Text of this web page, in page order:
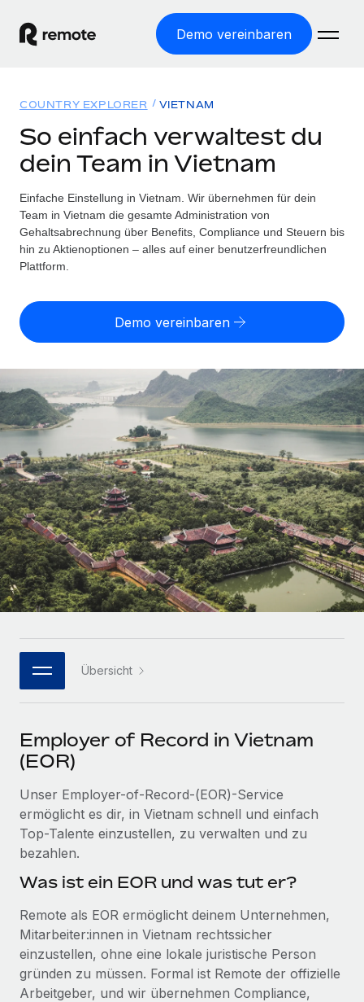
Demo vereinbaren
WELTWEITE BESCHÄFTIGUNG
Globale Payroll
Einfache, rechtssicher Payroll
Employer of Record
Weltweites Wachstum ohne Kosten für Niederlassungen
Contractor of Record
Rechtssichere, weltweite Arbeit mit Freelancer:innen
Globales Onboarding und Verwalten von
Freelancer:innen
PEO
Auslagern von komplexen HR-Aufgaben
INFRASTRUKTUR
Remote Embedded
Nahtlose Integration der HR in bestehende Abläufe
Plattform
Integrierte HR-Kernfunktionen für dein Team
MCP
Integrationen
Tools
DIENSTLEISTUNGEN
Frag unsere Expert:innen
Hilfe von Expert:innen für globale HR & Compliance
Background-Checks
Compliance Watchtower
Lückenlose Compliance
Geräteverwaltung
Lösungen
WELTWEITE ABDECKUNG
Country Explorer
Länderspezifische Unterstützung bei der Einstellung
Einfache Einstellung in allen US-Bundesstaaten
WACHSTUMSPHASE
Agile HR- und Payroll-Lösungen für wachsende
Unternehmen
Mittelstand
Maßgeschneiderte HR-Lösungen, um Teams zu
vergrößern
Enterprise
Globale HR für Konzerne und Großunternehmen
PARTNER WERDEN
Flexible Einbettung von Global-HR-Funktionen in deine
Partner werden
Entdecke die Möglichkeiten einer Partnerschaft
Remote Build
Beratung zu Integrationen und KI-Automatisierung
FALLSTUDIEN
So hat der KI-Vorreiter Weaviate sein Team mit
Remote um 120 % vergrößert
Weaviate auf einen Blick Weaviate entwickelt KI-basierte
Open-Source-Infrastrukturen. Das...
Ressourcen
TOOLS UND RECHNER
Scheinselbstständigkeitsrisiko berechnen
Personalkostenrechner
Gesamtbeschäftigungskosten
Honorarzahlungen berechnen
Informationen zu möglichen Währungen und
Abwicklungsfristen für globale Freelancer:innen
LERNEN MIT REMOTE
Forschung und Leitfäden
Fallstudien
HR-Glossar
Bibliothek für Stellenbeschreibungen
Webinare
Events
Newsroom
Informationen zu Gehältern und Qualifikationen
Insights Center
BLOG
Globale Payroll
Preise
Nederlands
Français
Deutsch
Español
Italiano
Português (Portugal)
한국어
Anmelden
COUNTRY EXPLORER VIETNAM
So einfach verwaltest du
dein Team in Vietnam
Einfache Einstellung in Vietnam. Wir übernehmen für dein
Team in Vietnam die gesamte Administration von
Gehaltsabrechnung über Benefits, Compliance und Steuern bis
hin zu Aktienoptionen – alles auf einer benutzerfreundlichen
Plattform.
Demo vereinbaren
Übersicht
Employer of Record in Vietnam
(EOR)
Unser Employer-of-Record-(EOR)-Service
ermöglicht es dir, in Vietnam schnell und einfach
Top-Talente einzustellen, zu verwalten und zu
bezahlen.
Was ist ein EOR und was tut er?
Remote als EOR ermöglicht deinem Unternehmen,
Mitarbeiter:innen in Vietnam rechtssicher
einzustellen, ohne eine lokale juristische Person
gründen zu müssen. Formal ist Remote der offizielle
Arbeitgeber, und wir übernehmen Compliance,